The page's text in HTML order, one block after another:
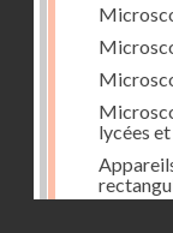
lycées